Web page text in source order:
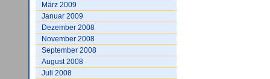
März 2009
Januar 2009
Dezember 2008
November 2008
September 2008
August 2008
Juli 2008